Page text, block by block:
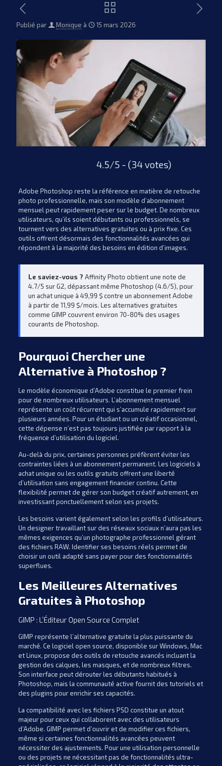
Publié par Monique à 15 mars 2026
4.5/5 - (34 votes)
Adobe Photoshop reste la référence en matière de retouche
photo professionnelle, mais son modèle d’abonnement
mensuel peut rapidement peser sur le budget. De nombreux
utilisateurs, qu’ils soient débutants ou professionnels, se
tournent vers des alternatives gratuites ou à prix fixe. Ces
outils offrent désormais des fonctionnalités avancées qui
répondent à la majorité des besoins en édition d’images.
Le saviez-vous ? Affinity Photo obtient une note de
4.7/5 sur G2, dépassant même Photoshop (4.6/5), pour
un achat unique à 49,99 $ contre un abonnement Adobe
à partir de 11,99 $/mois. Les alternatives gratuites
comme GIMP couvrent environ 70-80% des usages
courants de Photoshop.
Pourquoi Chercher une
Alternative à Photoshop ?
Le modèle économique d’Adobe constitue le premier frein
pour de nombreux utilisateurs. L’abonnement mensuel
représente un coût récurrent qui s’accumule rapidement sur
plusieurs années. Pour un étudiant ou un créatif occasionnel,
cette dépense n’est pas toujours justifiée par rapport à la
fréquence d’utilisation du logiciel.
Au-delà du prix, certaines personnes préfèrent éviter les
contraintes liées à un abonnement permanent. Les logiciels à
achat unique ou les outils gratuits offrent une liberté
d’utilisation sans engagement financier continu. Cette
flexibilité permet de gérer son budget créatif autrement, en
investissant ponctuellement selon ses projets.
Les besoins varient également selon les profils d’utilisateurs.
Un designer travaillant sur des réseaux sociaux n’aura pas les
mêmes exigences qu’un photographe professionnel gérant
des fichiers RAW. Identifier ses besoins réels permet de
choisir un outil adapté sans payer pour des fonctionnalités
superflues.
Les Meilleures Alternatives
Gratuites à Photoshop
GIMP : L’Éditeur Open Source Complet
GIMP représente l’alternative gratuite la plus puissante du
marché. Ce logiciel open source, disponible sur Windows, Mac
et Linux, propose des outils de retouche avancés incluant la
gestion des calques, les masques, et de nombreux filtres.
Son interface peut dérouter les débutants habitués à
Photoshop, mais la communauté active fournit des tutoriels et
des plugins pour enrichir ses capacités.
La compatibilité avec les fichiers PSD constitue un atout
majeur pour ceux qui collaborent avec des utilisateurs
d’Adobe. GIMP permet d’ouvrir et de modifier ces fichiers,
même si certaines fonctionnalités avancées peuvent
nécessiter des ajustements. Pour une utilisation personnelle
ou des projets ne nécessitant pas de fonctionnalités ultra-